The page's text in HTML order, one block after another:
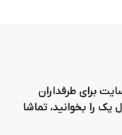
را بخوانید، تماشا